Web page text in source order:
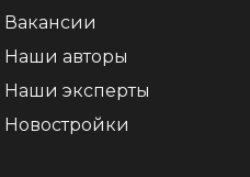
Вакансии
Наши авторы
Наши эксперты
Новостройки